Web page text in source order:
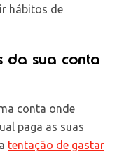
hábitos de
da sua conta
conta onde
paga as suas
tentação de gastar